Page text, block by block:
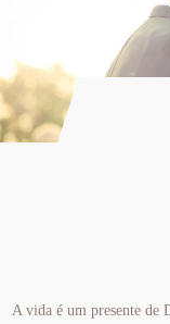
A vida é um presente de